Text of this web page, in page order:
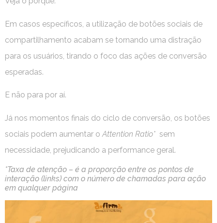
Em casos específicos, a utilização de botões sociais de
compartilhamento acabam se tornando uma distração
para os usuários, tirando o foco das ações de conversão
esperadas.
E não para por aí.
Já nos momentos finais do ciclo de conversão, os botões
sociais podem aumentar o Attention Ratio* sem
necessidade, prejudicando a performance geral.
*Taxa de atenção – é a proporção entre os pontos de
interação (links) com o número de chamadas para ação
em qualquer página